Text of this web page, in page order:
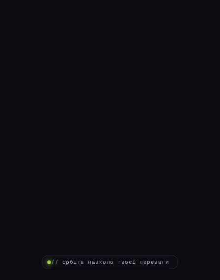
// орбіта навколо твоєї переваги